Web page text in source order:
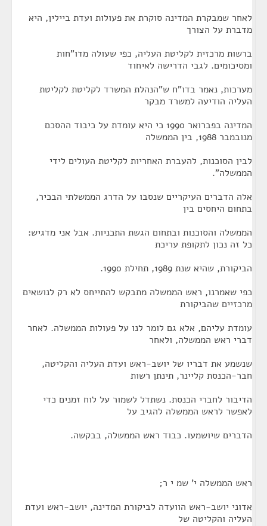
לאחר שמבקרת המדינה סוקרת את פעולות ועדת ביילין, היא
מדברת על הצורך
ברשות מרכזית לקליטת העליה, כפי שעולה מדו"חות
ומסיכומים. לגבי הדרישה לאיחוד
מערכות, נאמר בדו"ח ש"הנהלת המשרד לקליטת לקליטת
העליה הודיעה למשרד מבקר
המדינה בפברואר 1990 כי היא עומדת על כיבוד ההסכם
מנובמבר 1988, בין הממשלה
לבין הסוכנות, להעברת האחריות לקליטת העולים לידי
הממשלה".
אלה הדברים העיקריים שנסבו על הדרג הממשלתי הבכיר,
בתחום היחסים בין
הממשלה והסוכנות ובתחום הגשת התכניות. אבל אני מדגיש:
כל זה נכון לתקופת עריכת
הביקורת, שהיא שנת 1989, תחילת 1990.
כפי שאמרנו, ראש הממשלה מתבקש להתייחס לא רק לנושאים
מרכזיים שהביקורת
עומדת עליהם, אלא גם לומר לנו על פעולות הממשלה. לאחר
דברי ראש הממשלה, ולאחר
שנשמע את דבריו של יושב-ראש ועדת העליה והקליטה,
חבר-הכנסת קליינר, תינתן רשות
הדיבור לחברי הכנסת. נשתדל לשמור על לוח זמנים כדי
לאפשר לראש הממשלה להגיב על
הדברים שיושמעו. כבוד ראש הממשלה, בבקשה.
ראש הממשלה י' שמ י ר;
אדוני יושב-ראש הוועדה לביקורת המדינה, יושב-ראש ועדת
העליה והקליטה של